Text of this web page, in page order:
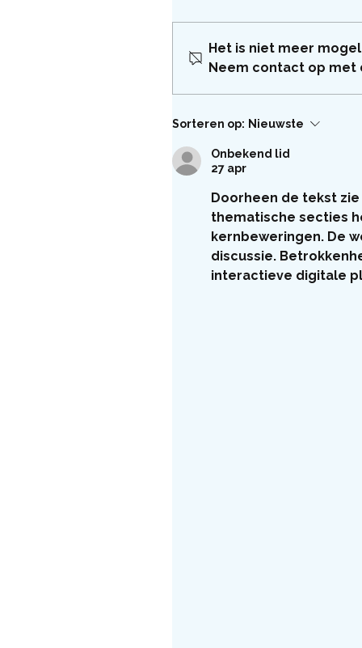
Het is niet meer
Neem contact op met
Sorteren op: Nieuwste
Onbekend lid
27 apr
Doorheen de tekst
thematische secties
kernbeweringen. De
discussie.
interactieve digitale